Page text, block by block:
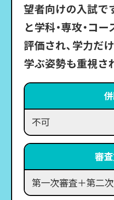
望者向けの入試で
と学科・専攻・コ
評価され、学力だ
学ぶ姿勢も重視さ
不可
審
第一次審査＋第二